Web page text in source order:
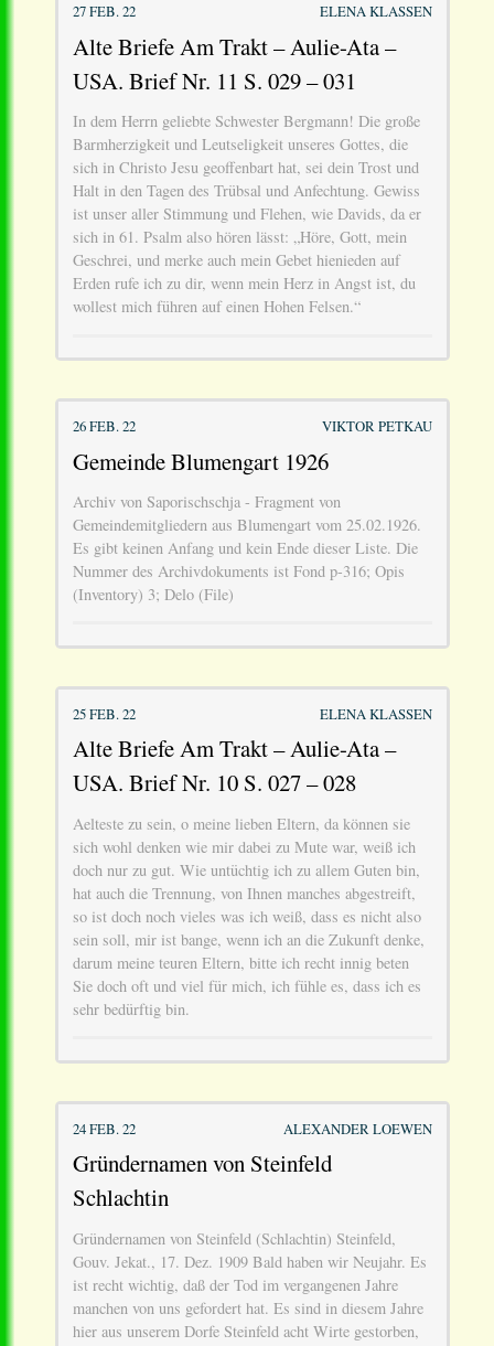
27 FEB. 22 ELENA KLASSEN
Alte Briefe Am Trakt – Aulie-Ata –
USA. Brief Nr. 11 S. 029 – 031
In dem Herrn geliebte Schwester Bergmann! Die große
Barmherzigkeit und Leutseligkeit unseres Gottes, die
sich in Christo Jesu geoffenbart hat, sei dein Trost und
Halt in den Tagen des Trübsal und Anfechtung. Gewiss
ist unser aller Stimmung und Flehen, wie Davids, da er
sich in 61. Psalm also hören lässt: „Höre, Gott, mein
Geschrei, und merke auch mein Gebet hienieden auf
Erden rufe ich zu dir, wenn mein Herz in Angst ist, du
wollest mich führen auf einen Hohen Felsen.“
26 FEB. 22 VIKTOR PETKAU
Gemeinde Blumengart 1926
Archiv von Saporischschja - Fragment von
Gemeindemitgliedern aus Blumengart vom 25.02.1926.
Es gibt keinen Anfang und kein Ende dieser Liste. Die
Nummer des Archivdokuments ist Fond p-316; Opis
(Inventory) 3; Delo (File)
25 FEB. 22 ELENA KLASSEN
Alte Briefe Am Trakt – Aulie-Ata –
USA. Brief Nr. 10 S. 027 – 028
Aelteste zu sein, o meine lieben Eltern, da können sie
sich wohl denken wie mir dabei zu Mute war, weiß ich
doch nur zu gut. Wie untüchtig ich zu allem Guten bin,
hat auch die Trennung, von Ihnen manches abgestreift,
so ist doch noch vieles was ich weiß, dass es nicht also
sein soll, mir ist bange, wenn ich an die Zukunft denke,
darum meine teuren Eltern, bitte ich recht innig beten
Sie doch oft und viel für mich, ich fühle es, dass ich es
sehr bedürftig bin.
24 FEB. 22 ALEXANDER LOEWEN
Gründernamen von Steinfeld
Schlachtin
Gründernamen von Steinfeld (Schlachtin) Steinfeld,
Gouv. Jekat., 17. Dez. 1909 Bald haben wir Neujahr. Es
ist recht wichtig, daß der Tod im vergangenen Jahre
manchen von uns gefordert hat. Es sind in diesem Jahre
hier aus unserem Dorfe Steinfeld acht Wirte gestorben,